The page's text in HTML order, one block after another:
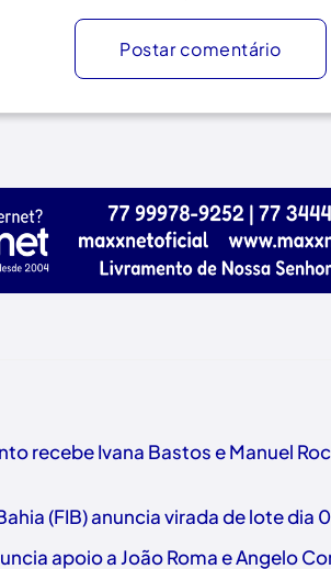
Postar comentário
recebe Ivana Bastos e Manuel
(FIB) anuncia virada de lote dia
apoio a João Roma e Angelo